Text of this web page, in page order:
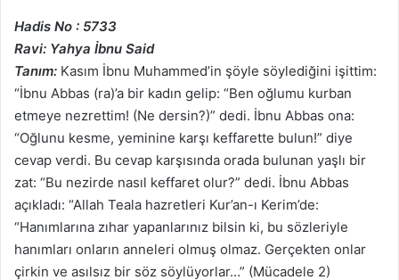
Hadis No : 5733
Ravi: Yahya İbnu Said
Tanım: Kasım İbnu Muhammed’in şöyle söylediğini işittim:
“İbnu Abbas (ra)’a bir kadın gelip: “Ben oğlumu kurban
etmeye nezrettim! (Ne dersin?)” dedi. İbnu Abbas ona:
“Oğlunu kesme, yeminine karşı keffarette bulun!” diye
cevap verdi. Bu cevap karşısında orada bulunan yaşlı bir
zat: “Bu nezirde nasıl keffaret olur?” dedi. İbnu Abbas
açıkladı: “Allah Teala hazretleri Kur’an-ı Kerim’de:
“Hanımlarına zıhar yapanlarınız bilsin ki, bu sözleriyle
hanımları onların anneleri olmuş olmaz. Gerçekten onlar
çirkin ve asılsız bir söz söylüyorlar…” (Mücadele 2)